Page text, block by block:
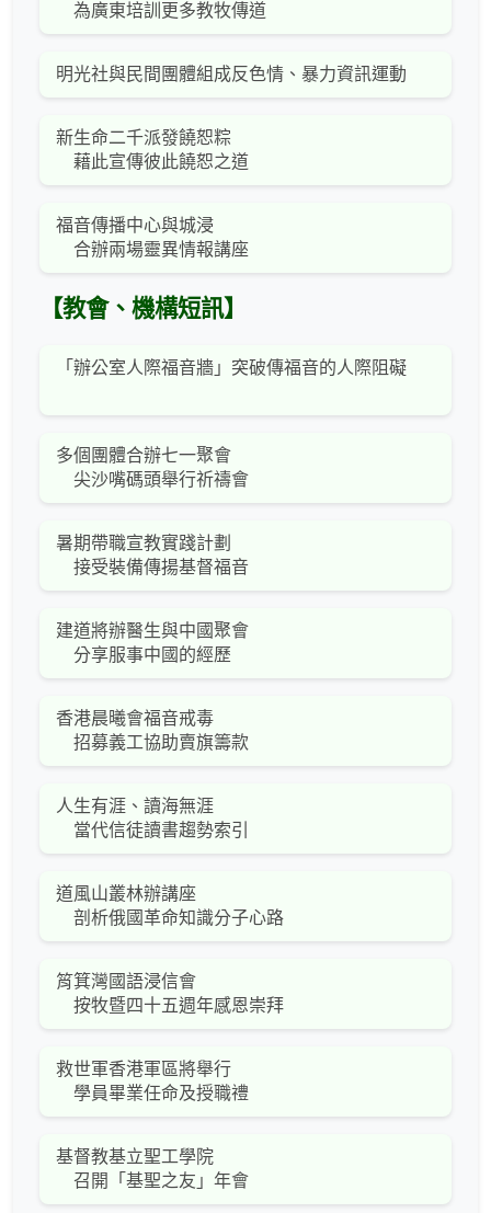
為廣東培訓更多教牧傳道
明光社與民間團體組成反色情、暴力資訊運動
新生命二千派發饒恕粽
藉此宣傳彼此饒恕之道
福音傳播中心與城浸
合辦兩場靈異情報講座
【教會、機構短訊】
「辦公室人際福音牆」突破傳福音的人際阻礙
多個團體合辦七一聚會
尖沙嘴碼頭舉行祈禱會
暑期帶職宣教實踐計劃
接受裝備傳揚基督福音
建道將辦醫生與中國聚會
分享服事中國的經歷
香港晨曦會福音戒毒
招募義工協助賣旗籌款
人生有涯、讀海無涯
當代信徒讀書趨勢索引
道風山叢林辦講座
剖析俄國革命知識分子心路
筲箕灣國語浸信會
按牧暨四十五週年感恩崇拜
救世軍香港軍區將舉行
學員畢業任命及授職禮
基督教基立聖工學院
召開「基聖之友」年會